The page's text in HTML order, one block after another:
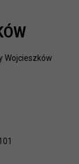
Wojcieszków